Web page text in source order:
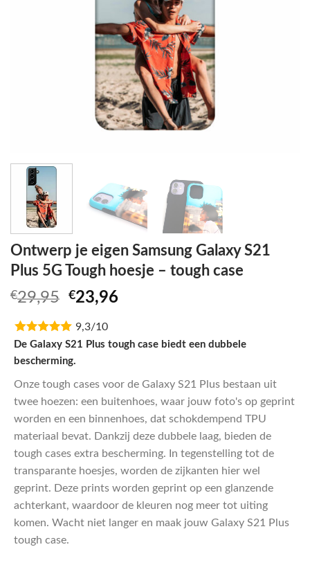
Ontwerp je eigen Samsung Galaxy S21
Plus 5G Tough hoesje – tough case
€29,95 Oorspronkelijke
was:
€29,95.
€23,96
€23,96.
9,3/10
De Galaxy S21 Plus tough case biedt een dubbele
bescherming.
Onze tough cases voor de Galaxy S21 Plus bestaan uit
twee hoezen: een buitenhoes, waar jouw foto's op geprint
worden en een binnenhoes, dat schokdempend TPU
materiaal bevat. Dankzij deze dubbele laag, bieden de
tough cases extra bescherming. In tegenstelling tot de
transparante hoesjes, worden de zijkanten hier wel
geprint. Deze prints worden geprint op een glanzende
achterkant, waardoor de kleuren nog meer tot uiting
komen. Wacht niet langer en maak jouw Galaxy S21 Plus
tough case.